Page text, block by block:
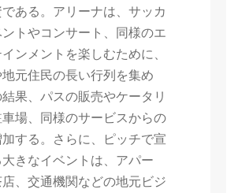
ある。アリーナは、サッカ
トやコンサート、同様のエ
ンメントを楽しむために、
元住民の長い行列を集め
果、パスの販売やケータリ
場、同様のサービスからの
する。さらに、ピッチで宣
きなイベントは、アパー
店、交通機関などの地元ビジ